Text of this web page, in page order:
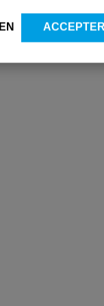
kan je online
seizoenkaart of
zien.